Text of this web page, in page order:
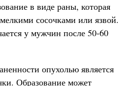
в виде раны, которая
сосочками или язвой.
у мужчин после 50-60
опухолью является
Образование может